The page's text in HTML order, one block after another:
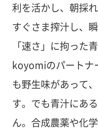
利を活かし、朝採
すぐさま搾汁し、
「速さ」に拘った
koyomiのパートナ
も野生味があって
す。でも青汁にあ
ん。合成農薬や化